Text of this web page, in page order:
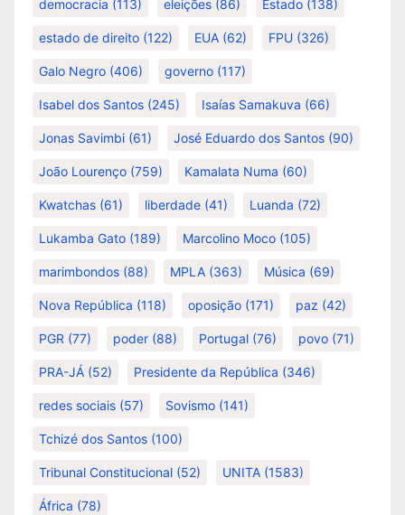
democracia (113) eleições (86) Estado (138)
estado de direito (122) EUA (62) FPU (326)
Galo Negro (406) governo (117)
Isabel dos Santos (245) Isaías Samakuva (66)
Jonas Savimbi (61) José Eduardo dos Santos (90)
João Lourenço (759) Kamalata Numa (60)
Kwatchas (61) liberdade (41) Luanda (72)
Lukamba Gato (189) Marcolino Moco (105)
marimbondos (88) MPLA (363) Música (69)
Nova República (118) oposição (171) paz (42)
PGR (77) poder (88) Portugal (76) povo (71)
PRA-JÁ (52) Presidente da República (346)
redes sociais (57) Sovismo (141)
Tchizé dos Santos (100)
Tribunal Constitucional (52) UNITA (1583)
África (78)